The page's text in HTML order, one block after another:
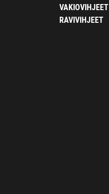
VAKIOVIHJEET
RAVIVIHJEET